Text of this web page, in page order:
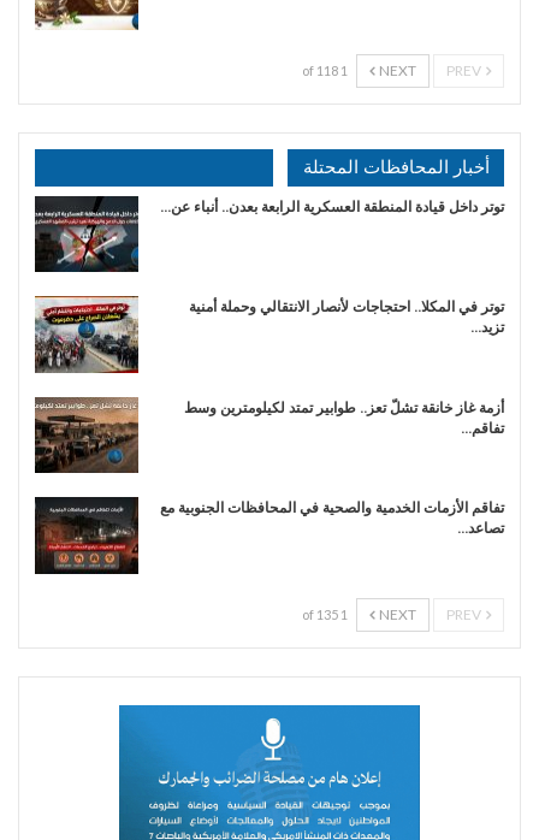
NEXT
1 of 118
أخبار المحافظات المحتلة
توتر داخل قيادة المنطقة العسكرية الرابعة بعدن.. أنباء عن…
توتر في المكلا.. احتجاجات لأنصار الانتقالي وحملة أمنية
تزيد…
أزمة غاز خانقة تشلّ تعز.. طوابير تمتد لكيلومترين وسط
تفاقم…
تفاقم الأزمات الخدمية والصحية في المحافظات الجنوبية مع
تصاعد…
NEXT
1 of 135